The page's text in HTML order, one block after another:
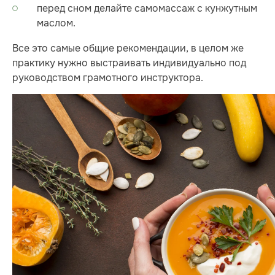
перед сном делайте самомассаж с кунжутным
маслом.
Все это самые общие рекомендации, в целом же
практику нужно выстраивать индивидуально под
руководством грамотного инструктора.